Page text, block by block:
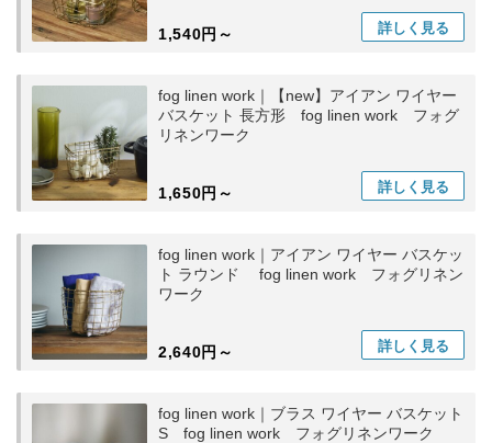
1,540円～ 詳しく 見る
fog linen work｜【new】アイアン ワイヤー
バスケット 長方形 fog linen work フォグ
リネンワーク
1,650円～ 詳しく 見る
fog linen work｜アイアン ワイヤー バスケッ
ト ラウンド fog linen work フォグリネン
ワーク
2,640円～ 詳しく 見る
fog linen work｜ブラス ワイヤー バスケット
S fog linen work フォグリネンワーク